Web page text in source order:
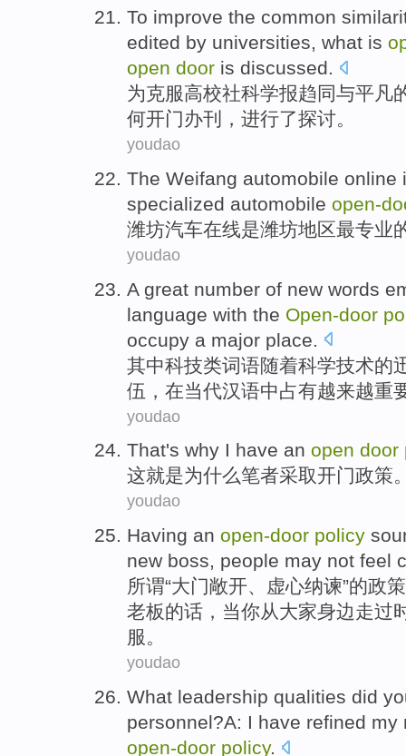
To improve the common
edited by universities, what is
open door is discussed.
为克服高校社科学报趋同与平凡
何开门办刊 ， 进行了探讨。
youdao
The Weifang automobile online
specialized automobile open-
潍坊汽车在线是潍坊地区最专业
youdao
A great number of new words
language with the Open-door
occupy a major place
其中科技类词语随着科学技术的
伍， 在当代汉语中占有越来越重
youdao
That's why I have an open door
这就是为什么笔者采取开门政策
youdao
Having an open-door policy
new boss, people may not feel
所谓“大门敞开、虚心纳谏”的政策
老板的话，当你从大家身边走过
服。
youdao
What leadership qualities did
personnel?A: I have refined my
open-door policy.